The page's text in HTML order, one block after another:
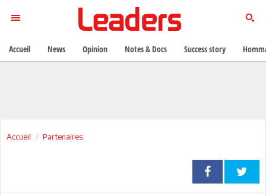
Accueil Partenaires
Accueil News Opinion Notes & Docs Success story